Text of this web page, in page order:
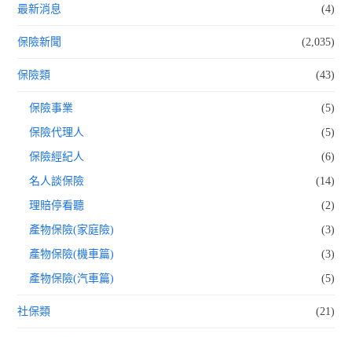
最新消息 (4)
保險新聞 (2,035)
保險類 (43)
保險事業 (5)
保險代理人 (5)
保險經紀人 (6)
名人談保險 (14)
理賠停看聽 (2)
產物保險(家庭險) (3)
產物保險(機車篇) (3)
產物保險(汽車篇) (5)
社保類 (21)